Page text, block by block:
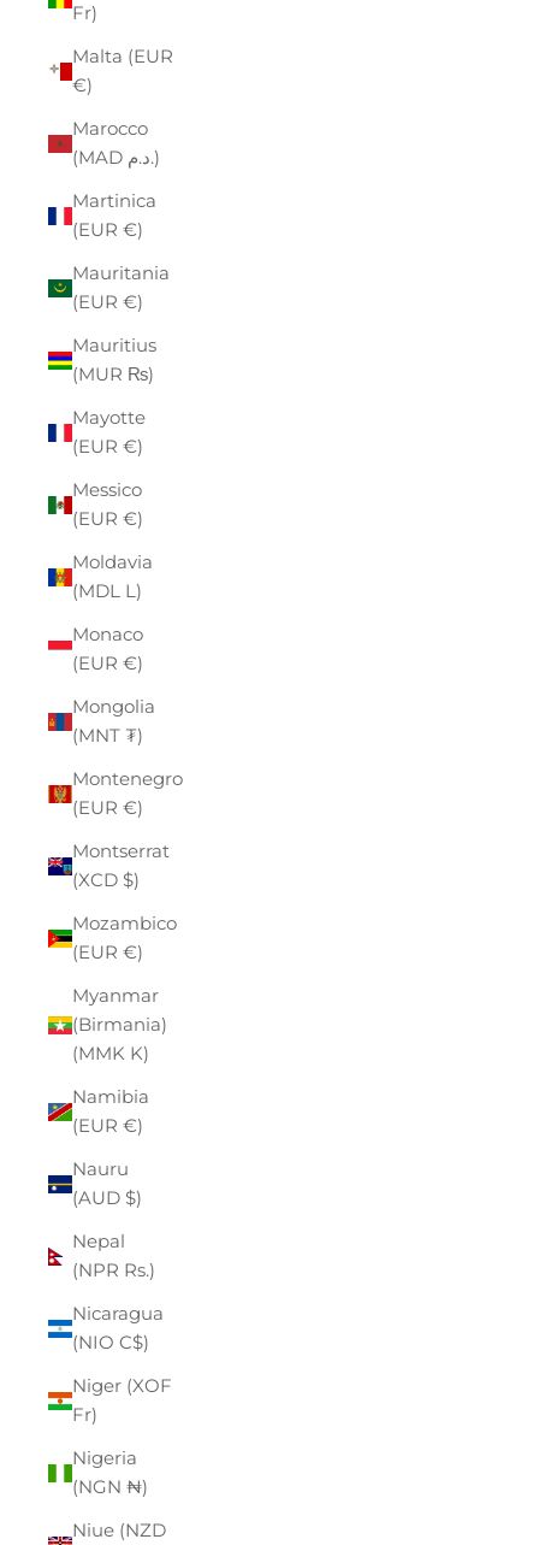
Fr)
Malta (EUR
€)
Marocco
(MAD د.م.)
Martinica
(EUR €)
Mauritania
(EUR €)
Mauritius
(MUR ₨)
Mayotte
(EUR €)
Messico
(EUR €)
Moldavia
(MDL L)
Monaco
(EUR €)
Mongolia
(MNT ₮)
Montenegro
(EUR €)
Montserrat
(XCD $)
Mozambico
(EUR €)
Myanmar
(Birmania)
(MMK K)
Namibia
(EUR €)
Nauru
(AUD $)
Nepal
(NPR Rs.)
Nicaragua
(NIO C$)
Niger (XOF
Fr)
Nigeria
(NGN ₦)
Niue (NZD